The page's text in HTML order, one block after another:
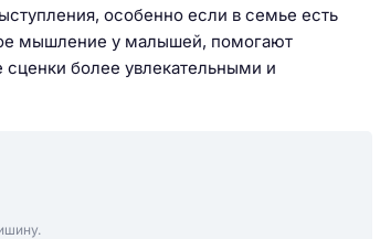
особенно если в семье есть
мышление у малышей, помогают
более увлекательными и